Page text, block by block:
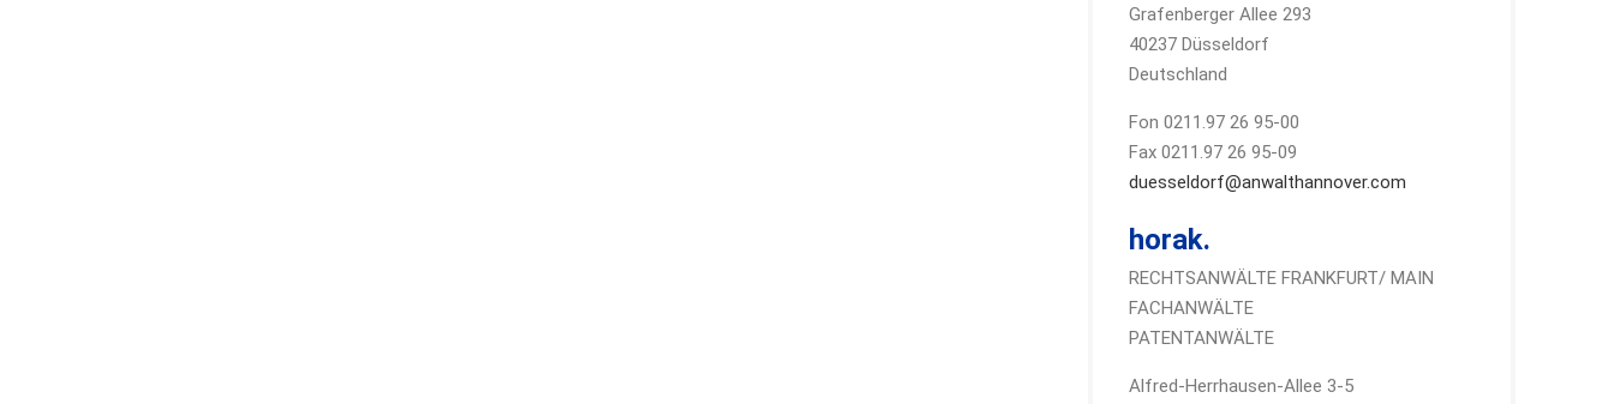
Grafenberger Allee 293
40237 Düsseldorf
Deutschland
Fon 0211.97 26 95-00
Fax 0211.97 26 95-09
duesseldorf@anwalthannover.com
horak.
RECHTSANWÄLTE FRANKFURT/ MAIN
FACHANWÄLTE
PATENTANWÄLTE
Alfred-Herrhausen-Allee 3-5